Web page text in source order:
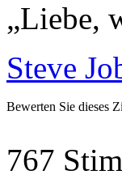
„Liebe,
Steve
Bewerten Sie dieses
767